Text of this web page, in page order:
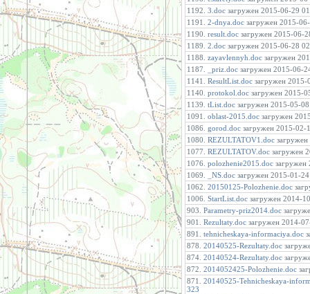
1192. 3.doc загружен 2015-06-29
1191. 2-dnya.doc загружен 2015-
1190. result.doc загружен 2015-06-
1189. 2.doc загружен 2015-06-28
1188. zayavlennyh.doc загружен
1187.
_priz.doc загружен 2015-06-
1141. ResultList.doc загружен 2015-
1140. protokol.doc загружен 2015-
1139. tList.doc загружен 2015-05-
1091. oblast-2015.doc загружен
1086. gorod.doc загружен 2015-02-
1080. REZULTATOV1.doc
1077. REZULTATOV.doc загружен
1076. polozhenie2015.doc загружен
1069.
_NS.doc загружен 2015-01-
1062. 20150125-Polozhenie.doc
1006. StartList.doc загружен 2014-
903. Parametry-priz2014.doc
901. Rezultaty.doc загружен 2014-
891. tehnicheskaya-informaciya.doc
878. 20140525-Rezultaty.doc
874. 20140524-Rezultaty.doc
872. 2014052425-Polozhenie.doc
871. 20140525-Tehnicheskaya-
323